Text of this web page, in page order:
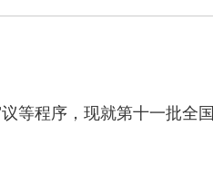
等程序，现就第十一批全